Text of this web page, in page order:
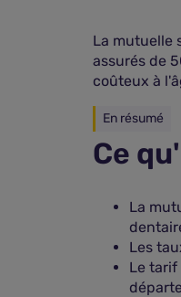
La mutuelle
assurés de
coûteux à
En résumé
Ce
La
Les
Le tarif